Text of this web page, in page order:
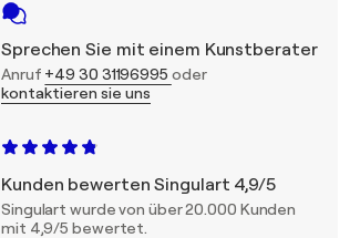
Sprechen Sie mit einem Kunstberater
Anruf +49 30 31196995 oder
kontaktieren sie uns
Kunden bewerten Singulart 4,9/5
Singulart wurde von über 20.000 Kunden
mit 4,9/5 bewertet.